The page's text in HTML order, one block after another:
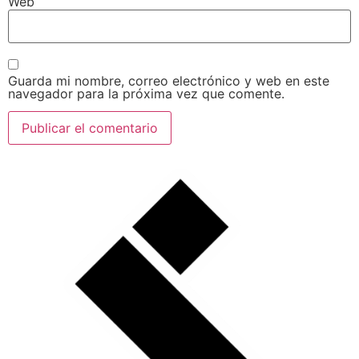
Guarda mi nombre, correo electrónico y web en este
navegador para la próxima vez que comente.